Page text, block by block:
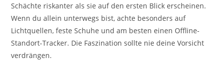
Schächte riskanter als sie auf den ersten Blick erscheinen.
Wenn du allein unterwegs bist, achte besonders auf
Lichtquellen, feste Schuhe und am besten einen Offline-
Standort-Tracker. Die Faszination sollte nie deine Vorsicht
verdrängen.